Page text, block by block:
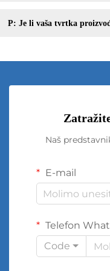
P: Je li vaša tvrtka
Naš
E-mail
Telefon
Code